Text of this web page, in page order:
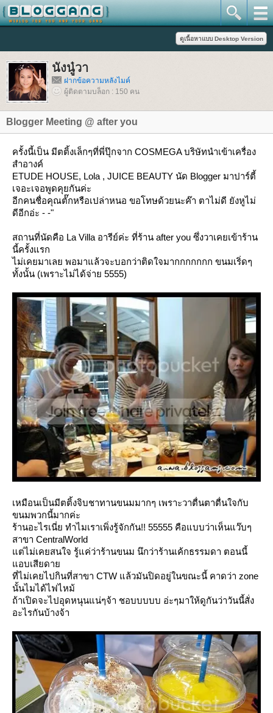
นังนู๋วา
ฝากข้อความหลังไมค์
ผู้ติดตามบล็อก : 150 คน
Blogger Meeting @ after you
ครั้งนี้เป็น มีตติ้งเล็กๆที่พี่ปุ๊กจาก COSMEGA บริษัทนำเข้าเครื่อง
สำอางค์
ETUDE HOUSE, Lola , JUICE BEAUTY นัด Blogger มาปาร์ตี้
เจอะเจอพูดคุยกันค่ะ
อีกคนชื่อคุณตั๊กหรือเปล่าหนอ ขอโทษด้วยนะค๊า ตาไม่ดี ยังหูไม่
ดีอีกอ่ะ - -"
สถานที่นัดคือ La Villa อารีย์ค่ะ ที่ร้าน after you ซึ่งวาเคยเข้าร้าน
นี้ครั้งแรก
ไม่เคยมาเลย พอมาแล้วจะบอกว่าติดใจมากกกกกกก ขนมเริ่ดๆ
ทั้งนั้น (เพราะไม่ได้จ่าย 5555)
เหมือนเป็นมีตติ้งจิบชาทานขนมมากๆ เพราะวาตื่นตาตื่นใจกับ
ขนมพวกนี้มากค่ะ
ร้านอะไรเนี่ย ทำไมเราเพิ่งรู้จักกัน!! 55555 คือแบบว่าเห็นแว๊บๆ
สาขา CentralWorld
ต่ไม่เคยสนใจ รู้แค่ว่าร้านขนม นึกว่าร้านเค้กธรรมดา ตอนนี้
อบเสียดา
ที่ไม่เคยไปกินที่สาขา CTW แล้วมันปิดอยู่ในขณะนี้ คาดว่า zone
นั้นไมได้ไฟไหม้
ถ้าเปิดจะไปอุดหนุนแน่ๆจ้า ชอบบบบบ อ่ะๆมาให้ดูกันว่าวันนี้สั่ง
อะไรกันบ้างจ้า